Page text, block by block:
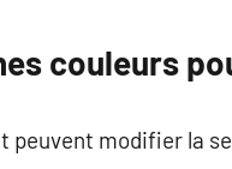
couleurs
peuvent modifier la